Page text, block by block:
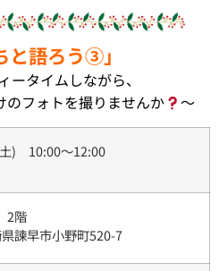
と語ろう③」
ータイムしながら、
のフォトを撮りませんか
～
) 10:00～12:00
2階
諫早市小野町520-7